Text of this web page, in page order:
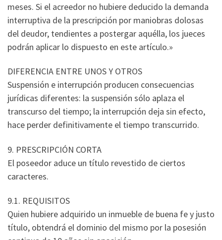
meses. Si el acreedor no hubiere deducido la demanda
interruptiva de la prescripción por maniobras dolosas
del deudor, tendientes a postergar aquélla, los jueces
podrán aplicar lo dispuesto en este artículo.»
DIFERENCIA ENTRE UNOS Y OTROS
Suspensión e interrupción producen consecuencias
jurídicas diferentes: la suspensión sólo aplaza el
transcurso del tiempo; la interrupción deja sin efecto,
hace perder definitivamente el tiempo transcurrido.
9. PRESCRIPCIÓN CORTA
El poseedor aduce un título revestido de ciertos
caracteres.
9.1. REQUISITOS
Quien hubiere adquirido un inmueble de buena fe y justo
título, obtendrá el dominio del mismo por la posesión